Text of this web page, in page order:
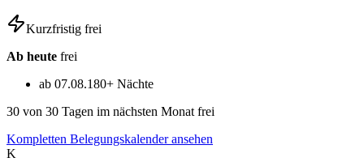
Kurzfristig frei
Ab heute frei
ab 07.08.180+ Nächte
30 von 30 Tagen im nächsten Monat frei
Kompletten Belegungskalender ansehen
K